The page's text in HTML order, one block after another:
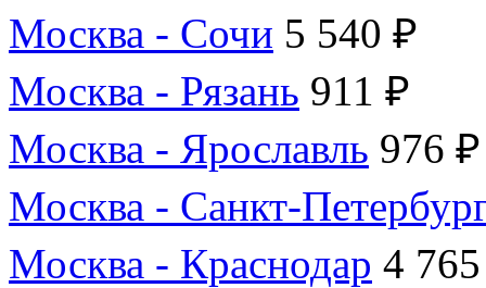
Москва - Сочи 5 540 ₽
Москва - Рязань 911 ₽
Москва - Ярославль 976 ₽
Москва - Санкт-
Москва - Краснодар 4